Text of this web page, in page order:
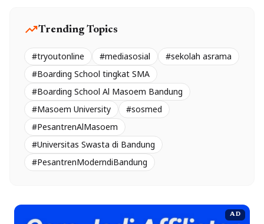
trending_upTrending Topics
#tryoutonline #mediasosial
#sekolah asrama
#Boarding School tingkat SMA
#Boarding School Al Masoem Bandung
#Masoem University
#sosmed
#PesantrenAlMasoem
#Universitas Swasta di Bandung
#PesantrenModerndiBandung
AD